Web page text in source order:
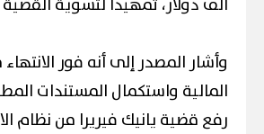
ألف دولار، تمهيدًا لتسوية القضية
وأشار المصدر إلى أنه فور الانتهاء
المالية واستكمال المستندات
رفع قضية يانيك فيريرا من نظام